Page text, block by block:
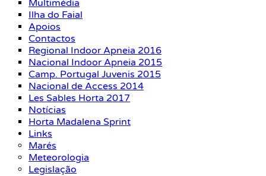
Multimédia
Ilha do Faial
Apoios
Contactos
Regional Indoor Apneia 2016
Nacional Indoor Apneia 2015
Camp. Portugal Juvenis 2015
Nacional de Access 2014
Les Sables Horta 2017
Notícias
Horta Madalena Sprint
Links
Marés
Meteorologia
Legislação